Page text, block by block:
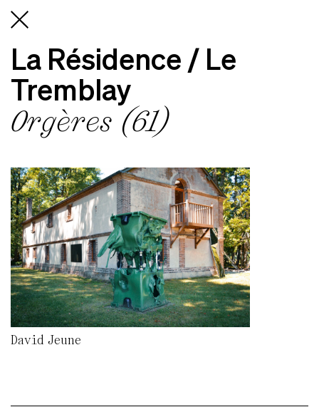
RN13BIS
La Résidence / Le
Tremblay
Orgères (61)
David Jeune